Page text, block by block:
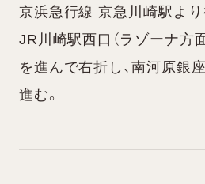
京浜急行線 京急川崎駅よ
JR川崎駅西口（ラゾーナ方
を進んで右折し、南河原銀
進む。